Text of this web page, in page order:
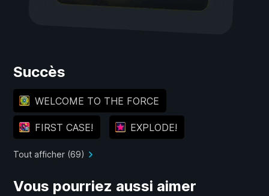
Succès
WELCOME TO THE FORCE
FIRST CASE! EXPLODE!
Tout afficher (69)
Vous pourriez aussi aimer